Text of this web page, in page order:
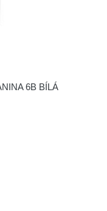
6B BÍLÁ